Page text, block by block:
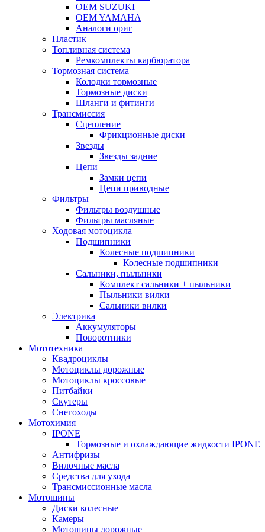
OEM SUZUKI
OEM YAMAHA
Аналоги ориг
Пластик
Топливная система
Ремкомплекты карбюратора
Тормозная система
Колодки тормозные
Тормозные диски
Шланги и фитинги
Трансмиссия
Cцепление
Фрикционные диски
Звезды
Звезды задние
Цепи
Замки цепи
Цепи приводные
Фильтры
Фильтры воздушные
Фильтры масляные
Ходовая мотоцикла
Подшипники
Колесные подшипники
Колесные подшипники
Сальники, пыльники
Комплект сальники + пыльники
Пыльники вилки
Сальники вилки
Электрика
Аккумуляторы
Поворотники
Мототехника
Квадроциклы
Мотоциклы дорожные
Мотоциклы кроссовые
Питбайки
Скутеры
Снегоходы
Мотохимия
IPONE
Тормозные и охлаждающие жидкости IPONE
Антифризы
Вилочные масла
Средства для ухода
Трансмиссионные масла
Мотошины
Диски колесные
Камеры
Мотошины дорожные